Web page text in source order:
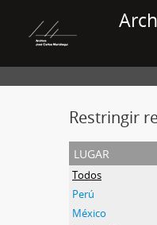
Restringir
lugar
Todos
Perú
México